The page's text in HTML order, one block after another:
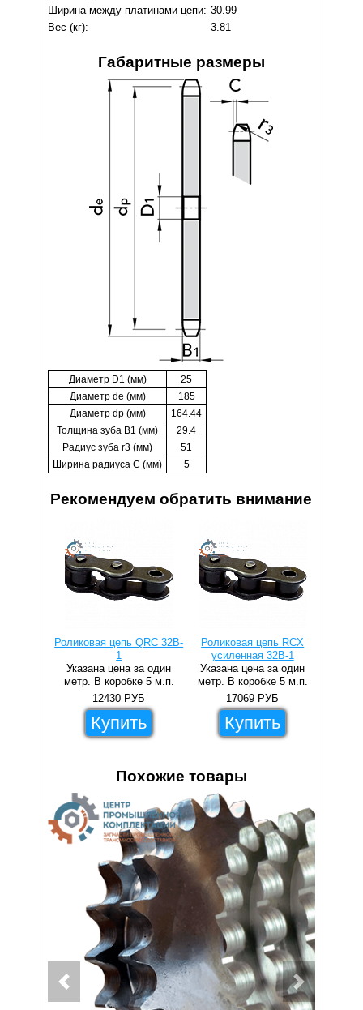
Ширина между платинами цепи: 30.99
Вес (кг):
3.81
Габаритные размеры
Диаметр D1 (мм)
25
Диаметр de (мм)
185
Диаметр dp (мм)
164.44
Толщина зуба B1 (мм)
29.4
Радиус зуба r3 (мм)
51
Ширина радиуса C (мм)
5
Рекомендуем обратить внимание
Роликовая цепь QRC 32B-
1
Указана цена за один
метр. В коробке 5 м.п.
12430 РУБ
Купить
Роликовая цепь RCX
усиленная 32B-1
Указана цена за один
метр. В коробке 5 м.п.
17069 РУБ
Купить
Похожие товары